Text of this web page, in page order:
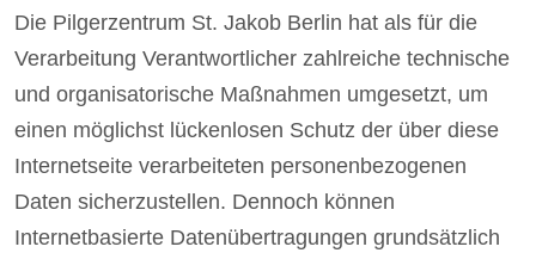
Die Pilgerzentrum St. Jakob Berlin hat als für die
Verarbeitung Verantwortlicher zahlreiche technische
und organisatorische Maßnahmen umgesetzt, um
einen möglichst lückenlosen Schutz der über diese
Internetseite verarbeiteten personenbezogenen
Daten sicherzustellen. Dennoch können
Internetbasierte Datenübertragungen grundsätzlich